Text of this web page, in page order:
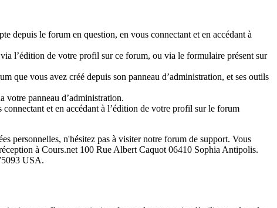
depuis le forum en question, en vous connectant et en accédant à
l’édition de votre profil sur ce forum, ou via le formulaire présent sur
que vous avez créé depuis son panneau d’administration, et ses outils
votre panneau d’administration.
et en accédant à l’édition de votre profil sur le forum
personnelles, n'hésitez pas à visiter notre forum de support. Vous
à Cours.net 100 Rue Albert Caquot 06410 Sophia Antipolis.
USA.